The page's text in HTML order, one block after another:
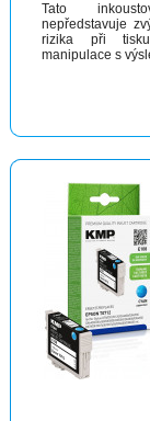
Tato
nepředstavuje
rizika při
manipulace s